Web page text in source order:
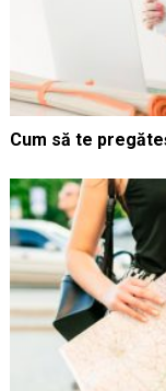
Cum să te